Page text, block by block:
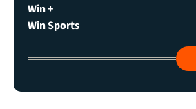
Win +
Win Sports